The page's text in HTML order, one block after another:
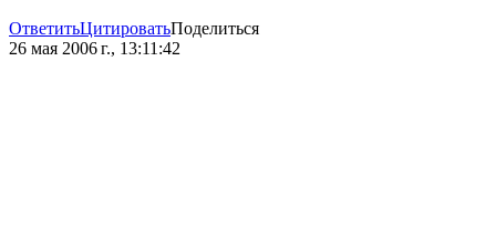
ОтветитьЦитироватьПоделиться
26 мая 2006 г., 13:11:42